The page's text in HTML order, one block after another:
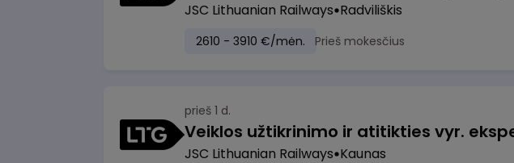
JSC Lithuanian Railways Radviliškis
2610 - 3910 €/mėn. Prieš mokesčius
prieš 1 d.
JSC Lithuanian Railways Kaunas